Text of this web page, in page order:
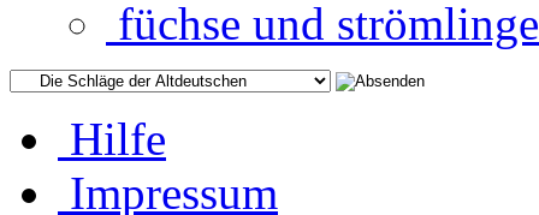
füchse und strömlinge
Hilfe
Impressum